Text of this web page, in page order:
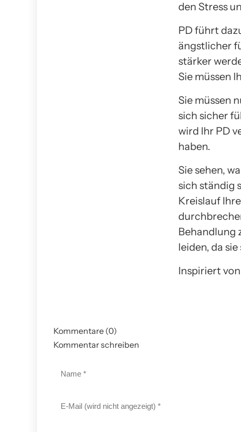
den Stress
PD führt
ängstlicher
stärker
Sie müssen
Sie müssen
sich sicher
wird Ihr PD
haben.
Sie sehen,
sich ständig
Kreislauf
Behandlung
leiden, da
Inspiriert
Kommentare (0)
Kommentar schreiben